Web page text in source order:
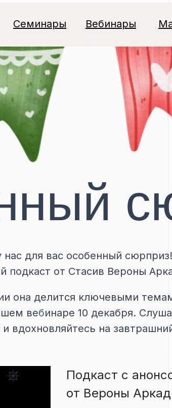
Семинары Вебинары
нас для вас особенный
подкаст от Стасив Вероны
она делится ключевыми
вебинаре 10 декабря.
вдохновляйтесь на
Подкаст с
от Вероны